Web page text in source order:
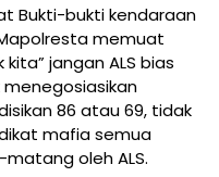
Bukti-bukti kendaraan
memuat
jangan ALS bias
menegosiasikan
86 atau 69, tidak
mafia semua
oleh ALS.